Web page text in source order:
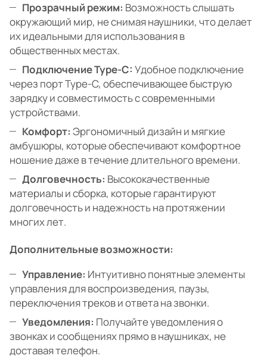
Прозрачный режим: Возможность слышать
окружающий мир, не снимая наушники, что делает
их идеальными для использования в
общественных местах.
Подключение Type-C: Удобное подключение
через порт Type-C, обеспечивающее быструю
зарядку и совместимость с современными
устройствами.
Комфорт: Эргономичный дизайн и мягкие
амбушюры, которые обеспечивают комфортное
ношение даже в течение длительного времени.
Долговечность: Высококачественные
материалы и сборка, которые гарантируют
долговечность и надежность на протяжении
многих лет.
Дополнительные возможности:
Управление: Интуитивно понятные элементы
управления для воспроизведения, паузы,
переключения треков и ответа на звонки.
Уведомления: Получайте уведомления о
звонках и сообщениях прямо в наушниках, не
доставая телефон.